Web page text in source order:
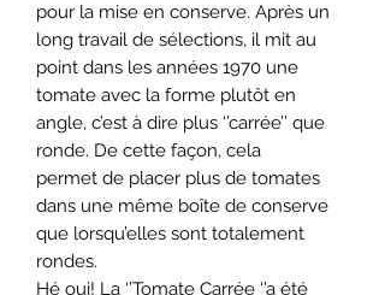
pour la mise en conserve. Après un
long travail de sélections, il mit au
point dans les années 1970 une
tomate avec la forme plutôt en
angle, c’est à dire plus ‘’carrée’’ que
ronde. De cette façon, cela
permet de placer plus de tomates
dans une même boîte de conserve
que lorsqu’elles sont totalement
rondes.
Hé oui! La ‘’Tomate Carrée ‘’a été